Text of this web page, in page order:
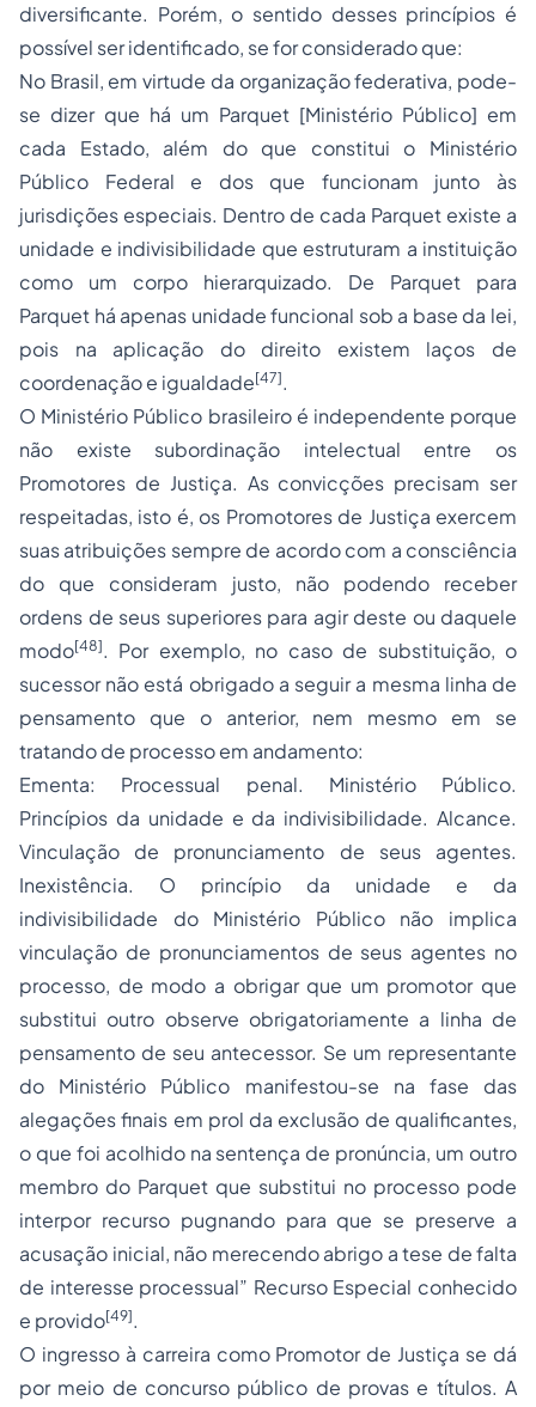
diversificante. Porém, o sentido desses princípios é
possível ser identificado, se for considerado que:
No Brasil, em virtude da organização federativa, pode-
se dizer que há um Parquet [Ministério Público] em
cada Estado, além do que constitui o Ministério
Público Federal e dos que funcionam junto às
jurisdições especiais. Dentro de cada Parquet existe a
unidade e indivisibilidade que estruturam a instituição
como um corpo hierarquizado. De Parquet para
Parquet há apenas unidade funcional sob a base da lei,
pois na aplicação do direito existem laços de
coordenação e igualdade[47].
O Ministério Público brasileiro é independente porque
não existe subordinação intelectual entre os
Promotores de Justiça. As convicções precisam ser
respeitadas, isto é, os Promotores de Justiça exercem
suas atribuições sempre de acordo com a consciência
do que consideram justo, não podendo receber
ordens de seus superiores para agir deste ou daquele
modo[48]. Por exemplo, no caso de substituição, o
sucessor não está obrigado a seguir a mesma linha de
pensamento que o anterior, nem mesmo em se
tratando de processo em andamento:
Ementa: Processual penal. Ministério Público.
Princípios da unidade e da indivisibilidade. Alcance.
Vinculação de pronunciamento de seus agentes.
Inexistência. O princípio da unidade e da
indivisibilidade do Ministério Público não implica
vinculação de pronunciamentos de seus agentes no
processo, de modo a obrigar que um promotor que
substitui outro observe obrigatoriamente a linha de
pensamento de seu antecessor. Se um representante
do Ministério Público manifestou-se na fase das
alegações finais em prol da exclusão de qualificantes,
o que foi acolhido na sentença de pronúncia, um outro
membro do Parquet que substitui no processo pode
interpor recurso pugnando para que se preserve a
acusação inicial, não merecendo abrigo a tese de falta
de interesse processual” Recurso Especial conhecido
e provido[49].
O ingresso à carreira como Promotor de Justiça se dá
por meio de concurso público de provas e títulos. A